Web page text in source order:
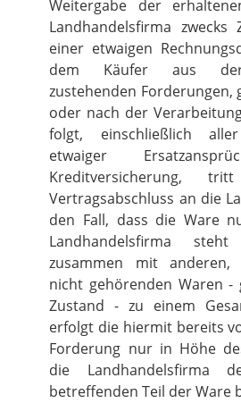
Weitergabe der
Landhandelsfirma zwecks
einer etwaigen
dem Käufer aus der
zustehenden Forderungen,
oder nach der
folgt, einschließlich
etwaiger
Kreditversicherung,
Vertragsabschluss an die
den Fall, dass die Ware
Landhandelsfirma
zusammen mit anderen,
nicht gehörenden Waren -
Zustand - zu einem
erfolgt die hiermit bereits
Forderung nur in Höhe
die Landhandelsfirma
betreffenden Teil der Ware